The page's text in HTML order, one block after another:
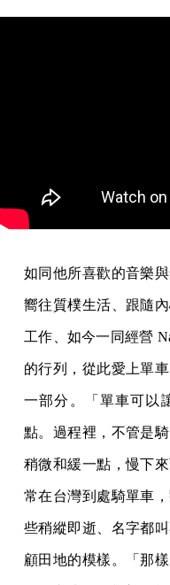
如同他所喜歡的音樂
嚮往質樸生活、跟隨
工作、如今一同經營
的行列，從此愛上單
一部分。「單車可以
點。過程裡，不管是
稍微和緩一點，慢下
常在台灣到處騎單車
些稍縱即逝、名字都
顧田地的模樣。「那